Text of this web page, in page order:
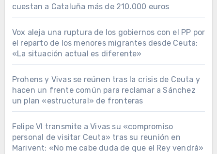
cuestan a Cataluña más de 210.000 euros
Vox aleja una ruptura de los gobiernos con el PP por
el reparto de los menores migrantes desde Ceuta:
«La situación actual es diferente»
Prohens y Vivas se reúnen tras la crisis de Ceuta y
hacen un frente común para reclamar a Sánchez
un plan «estructural» de fronteras
Felipe VI transmite a Vivas su «compromiso
personal de visitar Ceuta» tras su reunión en
Marivent: «No me cabe duda de que el Rey vendrá»